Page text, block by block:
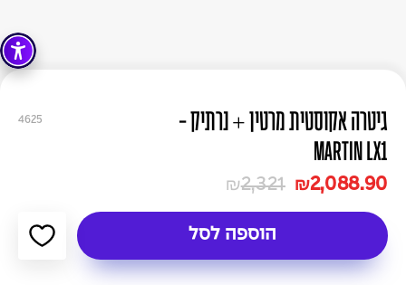
4625
גיטרה אקוסטית מרטין + נרתיק -
MARTIN LX1
₪2,321 ₪2,088.90
הוספה לסל